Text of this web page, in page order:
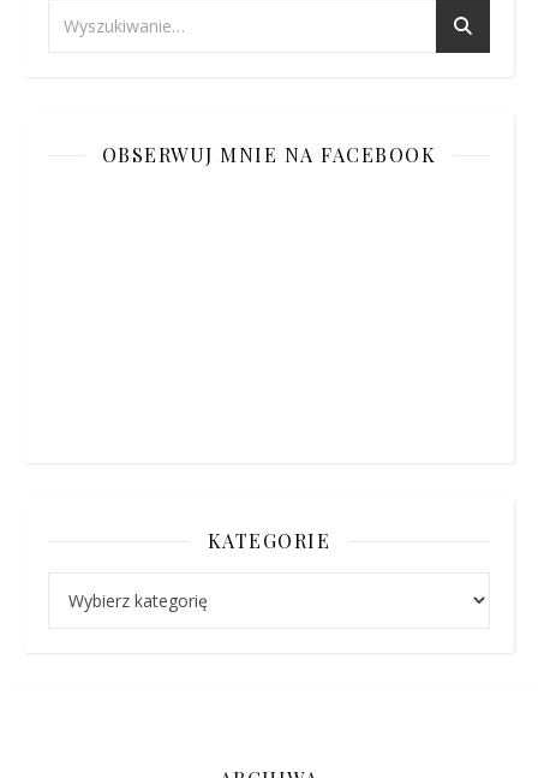
OBSERWUJ MNIE NA FACEBOOK
KATEGORIE